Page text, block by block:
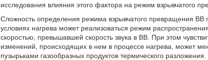
исследования влияния этого фактора на режим взрывчатого
Сложность определения режима взрывчатого превращения ВВ
условиях нагрева может реализоваться режим
скоростью, превышавшей скорость звука в ВВ. При этом
изменений, происходящих в нем в процессе нагрева, может
пузырьками газообразных продуктов термического